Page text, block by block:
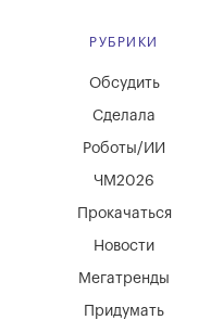
РУБРИКИ
Мегатренды
Придумать
Новости
Обсудить
Сделала
Роботы/ИИ
ЧМ2026
Прокачаться